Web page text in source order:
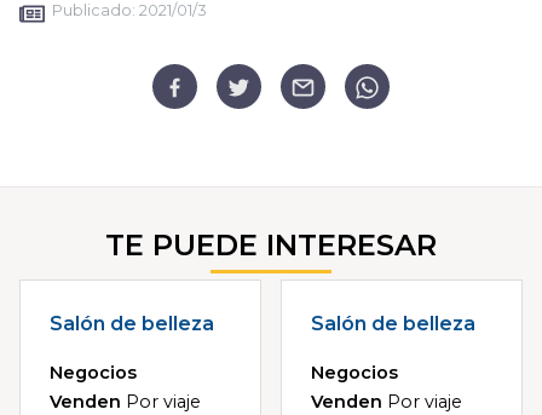
Publicado: 2021/01/3
TE PUEDE INTERESAR
Salón de belleza
Negocios
Venden Por viaje
Salón de belleza
Negocios
Venden Por viaje